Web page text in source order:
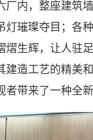
厂内，整座建筑
灯璀璨夺目； 各
熠生辉，让人驻
建造工艺的精美
者带来了一种全新